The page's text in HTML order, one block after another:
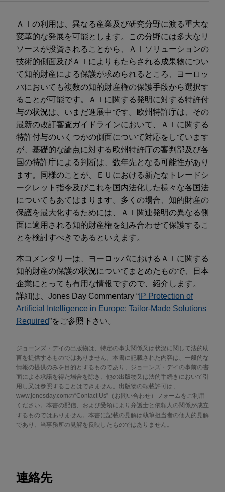
ＡＩの利用は、異なる産業及び研究分野に渡る重大な
変革的な発展を可能とします。この分野には多大なリ
ソースが投資されることから、ＡＩソリューションの
技術的側面及びＡＩによりもたらされる成果物につい
て知的財産による保護が求められるところ、ヨーロッ
パにおいても複数の知的財産権の保護手段から選択す
ることが可能です。ＡＩに関する発明に対する特許付
与の状況は、いまだ進展中です。欧州特許庁は、その
最新の改訂審査ガイドラインにおいて、ＡＩに関する
特許付与のいくつかの側面について対応をしています
が、基礎的な論点に対する欧州特許庁の審判部及び各
国の特許庁による判断は、数年先となる可能性があり
ます。同様のことが、ＥＵにおける新たなトレードシ
ークレット指令及びこれを国内法化した様々な各国法
についてもあてはまります。多くの場合、知的財産の
保護を最大化するためには、ＡＩ関連発明の異なる側
面に適用される知的財産権を組み合わせて保護するこ
とを検討すべきであるといえます。
本コメンタリーは、ヨーロッパにおけるＡＩに関する
知的財産の保護の状況についてまとめたもので、日本
企業にとっても有用な情報ですので、紹介します。
詳細は、Jones Day Commentary “ IP Protection of
Artificial Intelligence in Europe: Tailor-Made Solutions
Required”をご参照下さい。
ジョーンズ・デイの出版物は、特定の事実関係又は状況に関して法的助
言を提供するものではありません。本書に記載された内容は、一般的な
情報の提供のみを目的とするものであり、ジョーンズ・デイの事前の書
面による承諾を得た場合を除き、他の出版物又は法的手続きにおいて引
用し又は参照することはできません。出版物の転載許可は、
www.jonesday.comの“Contact Us”（お問い合わせ）フォームをご利用
ください。本書の配信、および受領により弁護士と依頼人の関係が成立
するものではありません。本書に記載の見解は執筆担当者の個人的見解
であり、当事務所の見解を反映したものではありません。
連絡先